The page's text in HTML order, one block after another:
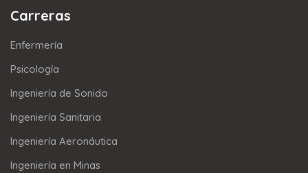
Carreras
Enfermería
Psicología
Ingeniería de Sonido
Ingeniería Sanitaria
Ingeniería Aeronáutica
Ingeniería en Minas